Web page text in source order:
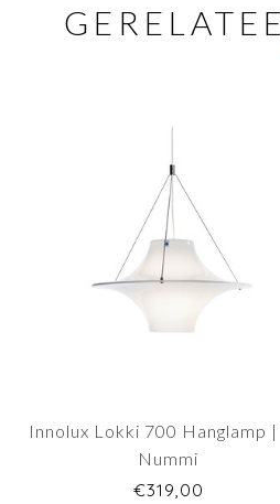
Innolux Lokki 700 Hanglamp |
Nummi
€319,00